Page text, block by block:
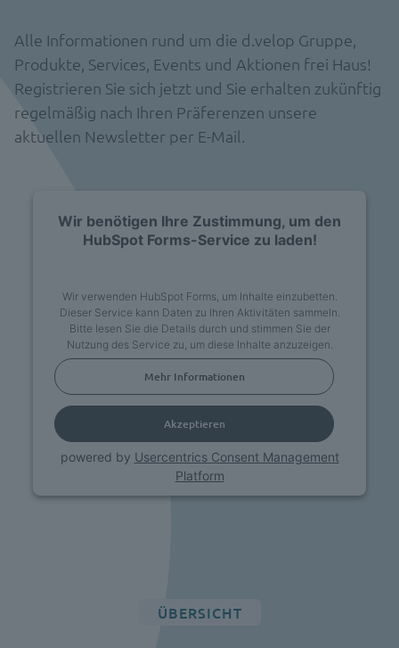
Alle Informationen rund um die d.velop Gruppe,
Produkte, Services, Events und Aktionen frei Haus!
Registrieren Sie sich jetzt und Sie erhalten zukünftig
regelmäßig nach Ihren Präferenzen unsere
aktuellen Newsletter per E-Mail.
Wir benötigen Ihre Zustimmung, um den
HubSpot Forms-Service zu laden!
Wir verwenden HubSpot Forms, um Inhalte einzubetten.
Dieser Service kann Daten zu Ihren Aktivitäten sammeln.
Bitte lesen Sie die Details durch und stimmen Sie der
Nutzung des Service zu, um diese Inhalte anzuzeigen.
Mehr Informationen
Akzeptieren
powered by Usercentrics Consent Management
Platform
ÜBERSICHT